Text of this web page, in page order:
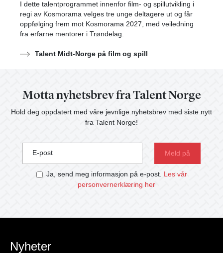
I dette talentprogrammet innenfor film- og spillutvikling i
regi av Kosmorama velges tre unge deltagere ut og får
oppfølging frem mot Kosmorama 2027, med veiledning
fra erfarne mentorer i Trøndelag.
Talent Midt-Norge på film og spill
Motta nyhetsbrev fra Talent Norge
Hold deg oppdatert med våre jevnlige nyhetsbrev med siste nytt
fra Talent Norge!
E-post
Ja, send meg informasjon på e-post. Les vår
personvernerklæring her
Nyheter